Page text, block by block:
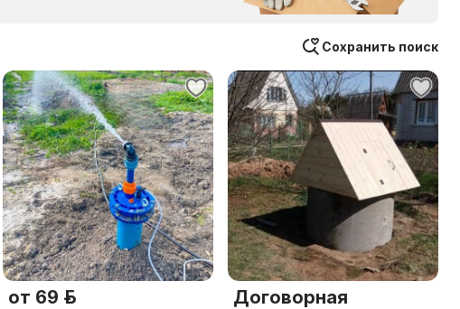
Сохранить поиск
от 69 р. Договорная